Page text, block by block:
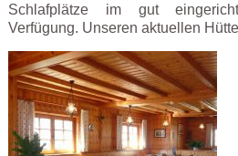
Schlafplätze im gut
Verfügung. Unseren aktuellen